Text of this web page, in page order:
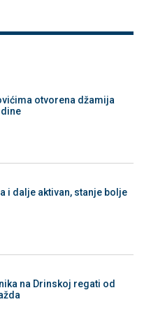
otvorena džamija
i dalje aktivan, stanje bolje
na Drinskoj regati od